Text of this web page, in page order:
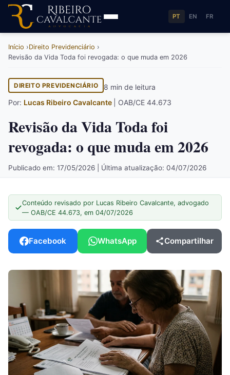
PT EN FR
Início
Direito Previdenciário
Revisão da Vida Toda foi revogada: o que muda em 2026
DIREITO PREVIDENCIÁRIO
8 min de leitura
Por: Lucas Ribeiro Cavalcante | OAB/CE 44.673
Revisão da Vida Toda foi
revogada: o que muda em 2026
Publicado em: 17/05/2026 | Última atualização: 04/07/2026
Conteúdo revisado por Lucas Ribeiro Cavalcante, advogado
— OAB/CE 44.673, em 04/07/2026
Facebook WhatsApp Compartilhar